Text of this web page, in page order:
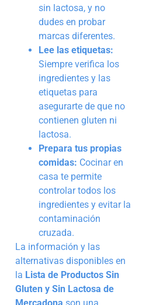
sin lactosa, y no
dudes en probar
marcas diferentes.
Lee las etiquetas:
Siempre verifica los
ingredientes y las
etiquetas para
asegurarte de que no
contienen gluten ni
lactosa.
Prepara tus propias
comidas: Cocinar en
casa te permite
controlar todos los
ingredientes y evitar la
contaminación
cruzada.
La información y las
alternativas disponibles en
la Lista de Productos Sin
Gluten y Sin Lactosa de